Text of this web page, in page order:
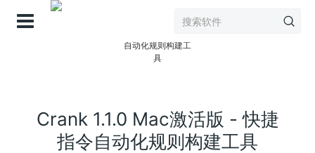
Crank 1.1.0 Mac激活版 - 快捷
指令自动化规则构建工具